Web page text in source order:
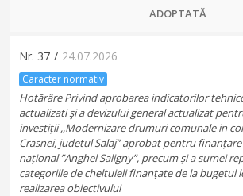
ADOPTATĂ
Nr. 37 / 24.07.2026
Caracter normativ
Hotărâre Privind aprobarea indicatorilor
actualizati şi a devizului general actualizat
investiții ,,Modernizare drumuri comunale in
Crasnei, judetul Salaj” aprobat pentru
național ”Anghel Saligny”, precum și a sumei
categoriile de cheltuieli finanțate de la bugetul
realizarea obiectivului